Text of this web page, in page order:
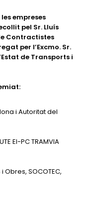
empreses
pel Sr. Lluís
Contractistes
per l’Excmo. Sr.
de Transports i
i Autoritat del
EI-PC TRAMVIA
Obres, SOCOTEC,